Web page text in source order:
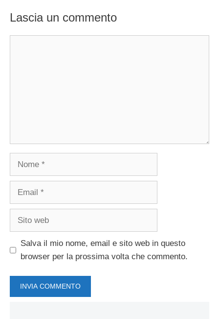
Lascia un commento
Nome
Email
Sito
Salva il mio nome, email e sito web in questo
browser per la prossima volta che commento.